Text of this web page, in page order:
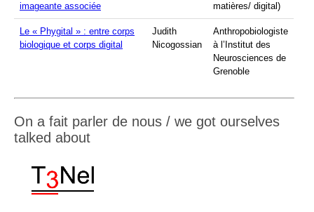
imageante associée
matières/ digital)
Le « Phygital » : entre corps
biologique et corps digital
Judith
Nicogossian
Anthropobiologiste
à l’Institut des
Neurosciences de
Grenoble
On a fait parler de nous / we got ourselves
talked about